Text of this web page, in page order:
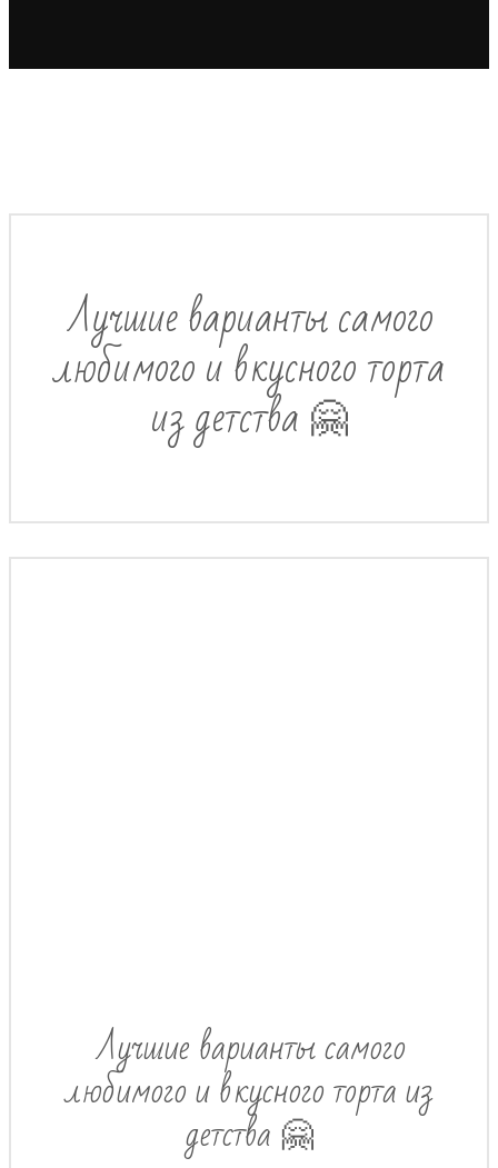
Лучшие варианты самого
любимого и вкусного торта
из детства 🤗
Лучшие варианты самого
любимого и вкусного торта из
детства 🤗